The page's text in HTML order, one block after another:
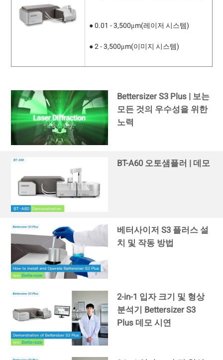
● 0.01 - 3,500μm(레이저 시스템)
● 2 - 3,500μm(이미지 시스템)
Bettersizer S3 Plus | 보는
모든 것의 우수성을 위한
노력
BT-A60 오토샘플러 | 데모
베터사이저 S3 플러스 설
치 및 작동 방법
2-in-1 입자 크기 및 형상
분석기 Bettersizer S3
Plus 데모 시연